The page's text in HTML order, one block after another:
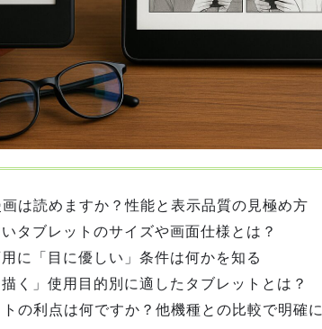
は読めますか？性能と表示品質の見極め方
タブレットのサイズや画面仕様とは？
に「目に優しい」条件は何かを知る
描く」使用目的別に適したタブレットとは？
の利点は何ですか？他機種との比較で明確に